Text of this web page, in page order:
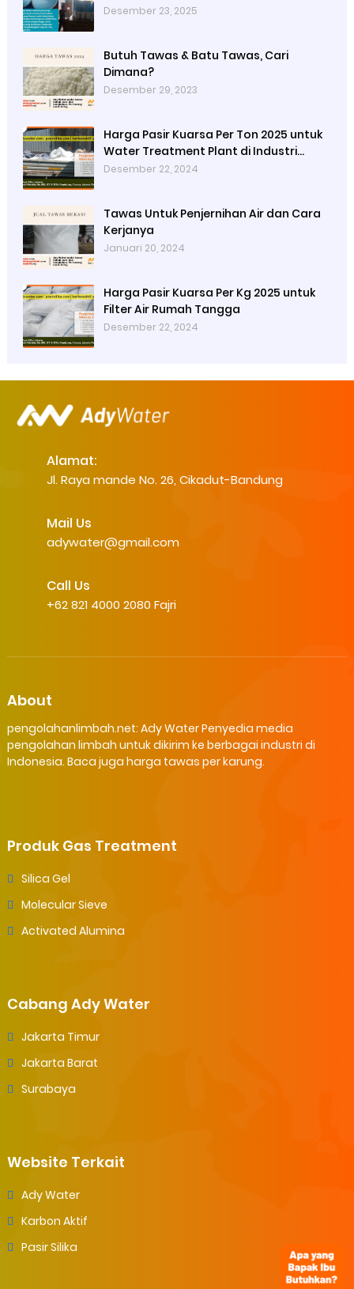
Desember 23, 2025
Butuh Tawas & Batu Tawas, Cari
Dimana?
Desember 29, 2023
Harga Pasir Kuarsa Per Ton 2025 untuk
Water Treatment Plant di Industri
Petrokimia
Desember 22, 2024
Tawas Untuk Penjernihan Air dan Cara
Kerjanya
Januari 20, 2024
Harga Pasir Kuarsa Per Kg 2025 untuk
Filter Air Rumah Tangga
Desember 22, 2024
Alamat:
Jl. Raya mande No. 26, Cikadut-Bandung
Mail Us
adywater@gmail.com
Call Us
+62 821 4000 2080 Fajri
About
pengolahanlimbah.net: Ady Water Penyedia media
pengolahan limbah untuk dikirim ke berbagai industri di
Indonesia. Baca juga harga tawas per karung.
Produk Gas Treatment
Silica Gel
Molecular Sieve
Activated Alumina
Cabang Ady Water
Jakarta Timur
Jakarta Barat
Surabaya
Website Terkait
Ady Water
Karbon Aktif
Pasir Silika